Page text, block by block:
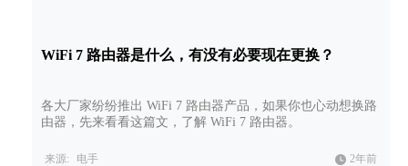
WiFi 7 路由器是什么，有没有必要现在更换？
各大厂家纷纷推出 WiFi 7 路由器产品，如果你也心动想换路
由器，先来看看这篇文，了解 WiFi 7 路由器。
来源: 电手 2年前